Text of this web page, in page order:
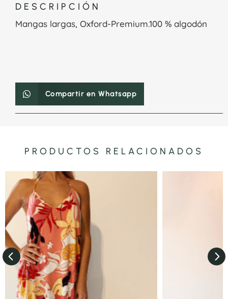
DESCRIPCIÓN
Mangas largas, Oxford-Premium.100 % algodón
Compartir en Whatsapp
PRODUCTOS RELACIONADOS